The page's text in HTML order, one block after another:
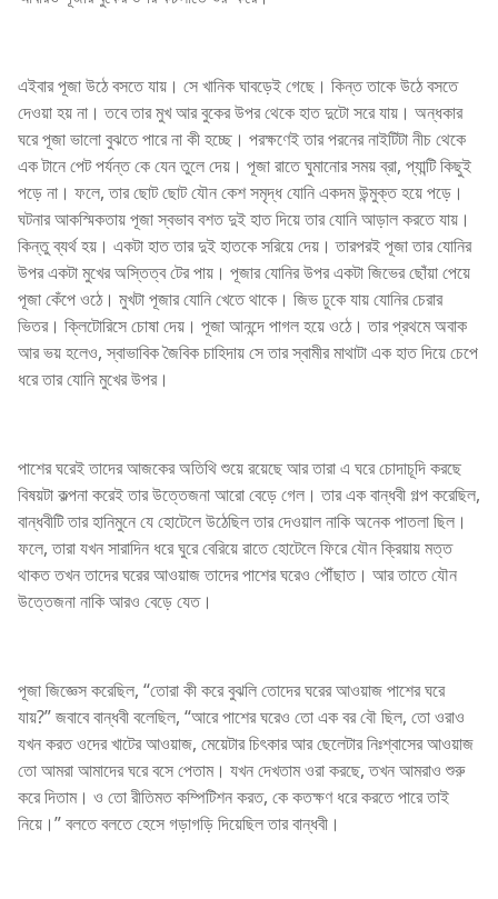
এইবার পূজা উঠে বসতে যায়। সে খানিক ঘাবড়েই গেছে। কিন্ত তাকে উঠে বসতে
দেওয়া হয় না। তবে তার মুখ আর বুকের উপর থেকে হাত দুটো সরে যায়। অন্ধকার
ঘরে পূজা ভালো বুঝতে পারে না কী হচ্ছে। পরক্ষণেই তার পরনের নাইটিটা নীচ থেকে
এক টানে পেট পর্যন্ত কে যেন তুলে দেয়। পূজা রাতে ঘুমানোর সময় ব্রা, প্যান্টি কিছুই
পড়ে না। ফলে, তার ছোট ছোট যৌন কেশ সমৃদ্ধ যোনি একদম উন্মুক্ত হয়ে পড়ে।
ঘটনার আকস্মিকতায় পূজা স্বভাব বশত দুই হাত দিয়ে তার যোনি আড়াল করতে যায়।
কিন্তু ব্যর্থ হয়। একটা হাত তার দুই হাতকে সরিয়ে দেয়। তারপরই পূজা তার যোনির
উপর একটা মুখের অস্তিত্ব টের পায়। পূজার যোনির উপর একটা জিভের ছোঁয়া পেয়ে
পূজা কেঁপে ওঠে। মুখটা পূজার যোনি খেতে থাকে। জিভ ঢুকে যায় যোনির চেরার
ভিতর। ক্লিটোরিসে চোষা দেয়। পূজা আনন্দে পাগল হয়ে ওঠে। তার প্রথমে অবাক
আর ভয় হলেও, স্বাভাবিক জৈবিক চাহিদায় সে তার স্বামীর মাথাটা এক হাত দিয়ে চেপে
ধরে তার যোনি মুখের উপর।
পাশের ঘরেই তাদের আজকের অতিথি শুয়ে রয়েছে আর তারা এ ঘরে চোদাচূদি করছে
বিষয়টা কল্পনা করেই তার উত্তেজনা আরো বেড়ে গেল। তার এক বান্ধবী গল্প করেছিল,
বান্ধবীটি তার হানিমুনে যে হোটেলে উঠেছিল তার দেওয়াল নাকি অনেক পাতলা ছিল।
ফলে, তারা যখন সারাদিন ধরে ঘুরে বেরিয়ে রাতে হোটেলে ফিরে যৌন ক্রিয়ায় মত্ত
থাকত তখন তাদের ঘরের আওয়াজ তাদের পাশের ঘরেও পৌঁছাত। আর তাতে যৌন
উত্তেজনা নাকি আরও বেড়ে যেত।
পূজা জিজ্ঞেস করেছিল, “তোরা কী করে বুঝলি তোদের ঘরের আওয়াজ পাশের ঘরে
যায়?” জবাবে বান্ধবী বলেছিল, “আরে পাশের ঘরেও তো এক বর বৌ ছিল, তো ওরাও
যখন করত ওদের খাটের আওয়াজ, মেয়েটার চিৎকার আর ছেলেটার নিঃশ্বাসের আওয়াজ
তো আমরা আমাদের ঘরে বসে পেতাম। যখন দেখতাম ওরা করছে, তখন আমরাও শুরু
করে দিতাম। ও তো রীতিমত কম্পিটিশন করত, কে কতক্ষণ ধরে করতে পারে তাই
নিয়ে।” বলতে বলতে হেসে গড়াগড়ি দিয়েছিল তার বান্ধবী।